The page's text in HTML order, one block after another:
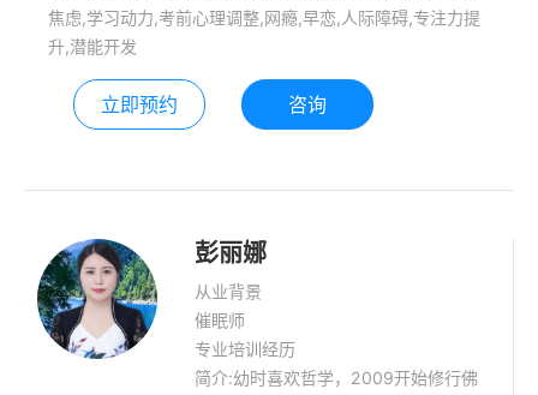
焦虑,学习动力,考前心理调整,网瘾,早恋,人际障碍,专注力提
升,潜能开发
立即预约 咨询
彭丽娜
从业背景
催眠师
专业培训经历
简介:幼时喜欢哲学，2009开始修行佛